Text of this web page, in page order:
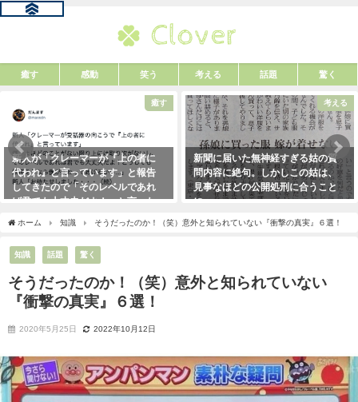
癒す 感動 笑う 考える 話題 驚く
癒す
新人が「クレーマーが『上の者に
代われ』と言っています」と報告
してきたので「そのレベルであれ
ば君でも大丈夫だよ！」と言った
った！（笑）
2021年5月10日
考える
新聞に届いた無神経すぎる姑の質
問内容に絶句。しかしこの姑は、
見事なほどの公開処刑に合うこと
に・・・
2021年3月13日
ホーム 知識 そうだったのか！（笑）意外と知られていない『衝撃の真実』６選！
知識 話題 驚く
そうだったのか！（笑）意外と知られていない
『衝撃の真実』６選！
2020年5月25日 2022年10月12日